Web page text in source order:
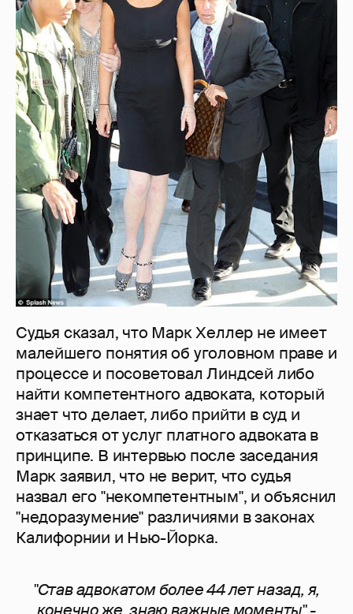
Судья сказал, что Марк Хеллер не имеет
малейшего понятия об уголовном праве и
процессе и посоветовал Линдсей либо
найти компетентного адвоката, который
знает что делает, либо прийти в суд и
отказаться от услуг платного адвоката в
принципе. В интервью после заседания
Марк заявил, что не верит, что судья
назвал его "некомпетентным", и объяснил
"недоразумение" различиями в законах
Калифорнии и Нью-Йорка.
"Став адвокатом более 44 лет назад, я,
конечно же, знаю важные моменты" -